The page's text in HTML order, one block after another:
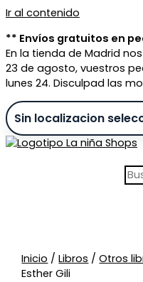
Ir al contenido
** Envíos gratuitos en
En la tienda de Madrid
23 de agosto, vuestros
lunes 24. Disculpad las
Inicio /Libros /Otros
Esther Gili